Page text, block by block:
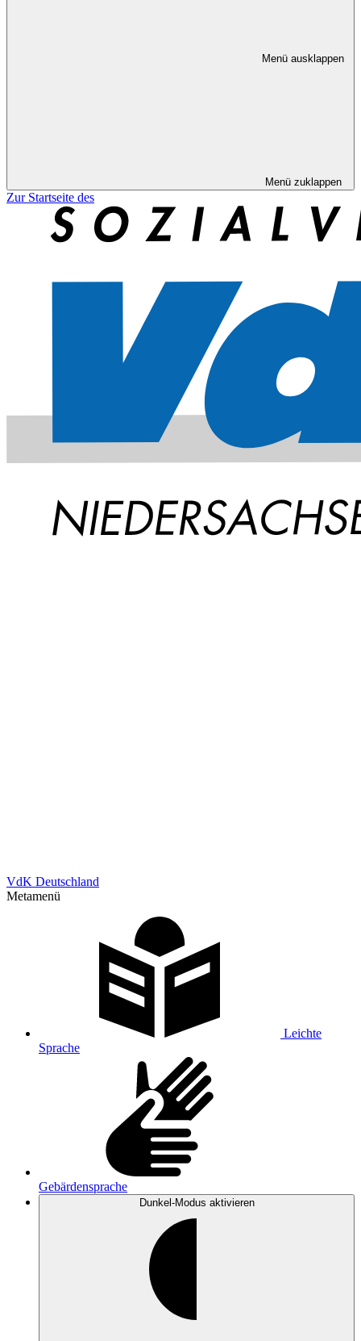
Menü ausklappen
Menü zuklappen
Zur Startseite des
VdK Deutschland
Metamenü
Leichte
Sprache
Gebärdensprache
Dunkel-Modus aktivieren